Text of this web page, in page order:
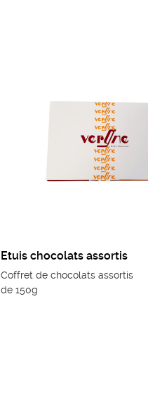
Etuis chocolats assortis
Coffret de chocolats assortis
de 150g